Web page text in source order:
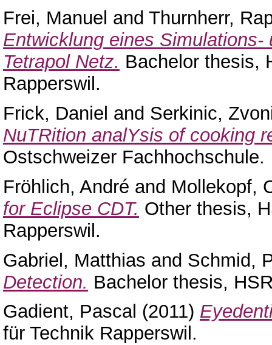
Frei, Manuel and Thurnherr,
Entwicklung eines
Tetrapol Netz. Bachelor thesis,
Rapperswil.
Frick, Daniel and Serkinic,
NuTRition analYsis of cooking
Ostschweizer Fachhochschule.
Fröhlich, André and Mollekopf,
for Eclipse CDT. Other thesis,
Rapperswil.
Gabriel, Matthias and Schmid,
Detection. Bachelor thesis,
Gadient, Pascal (2011)
für Technik Rapperswil.